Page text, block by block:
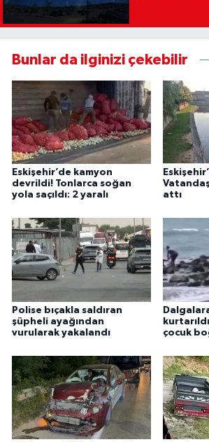
Bunlar da ilginizi çekebilir
Eskişehir’de kamyon
devrildi! Tonlarca soğan
yola saçıldı: 2 yaralı
attı
Polise bıçakla saldıran
şüpheli ayağından
vurularak yakalandı
çocuk